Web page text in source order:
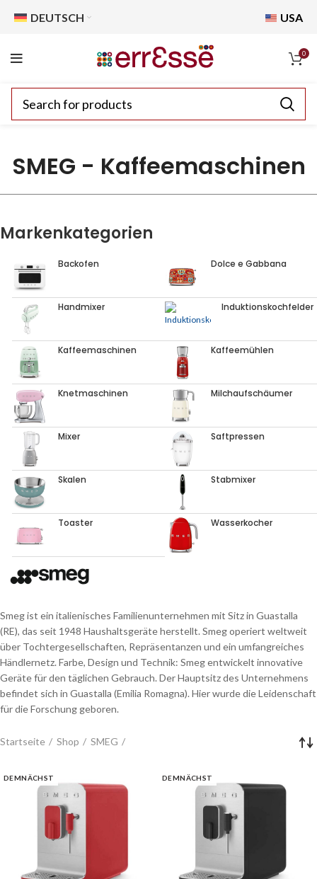
DEUTSCH USA
0
SMEG - Kaffeemaschinen
Markenkategorien
Backofen Dolce e Gabbana
Handmixer Induktionskochfelder
Kaffeemaschinen Kaffeemühlen
Knetmaschinen Milchaufschäumer
Mixer Saftpressen
Skalen Stabmixer
Toaster Wasserkocher
Smeg ist ein italienisches Familienunternehmen mit Sitz in Guastalla
(RE), das seit 1948 Haushaltsgeräte herstellt. Smeg operiert weltweit
über Tochtergesellschaften, Repräsentanzen und ein umfangreiches
Händlernetz. Farbe, Design und Technik: Smeg entwickelt innovative
Geräte für den täglichen Gebrauch. Der Hauptsitz des Unternehmens
befindet sich in Guastalla (Emilia Romagna). Hier wurde die Leidenschaft
für die Forschung geboren.
Startseite Shop SMEG
DEMNÄCHST DEMNÄCHST